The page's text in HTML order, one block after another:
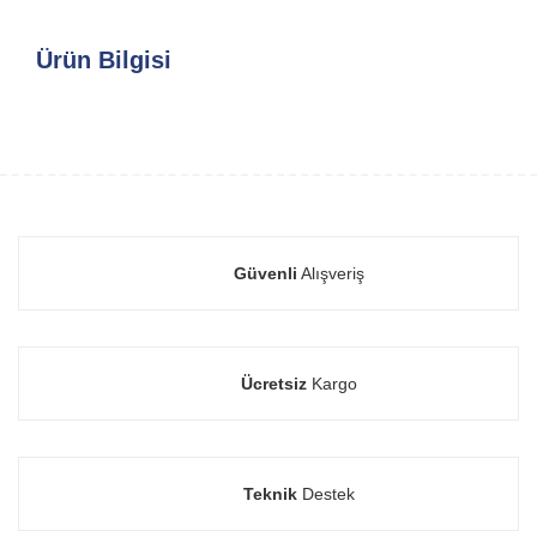
Ürün Bilgisi
Güvenli Alışveriş
ÜcretsizKargo
TeknikDestek